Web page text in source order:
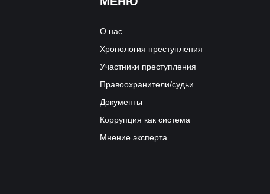
О нас
Хронология преступления
Участники преступления
Правоохранители/судьи
Документы
Коррупция как система
Мнение эксперта